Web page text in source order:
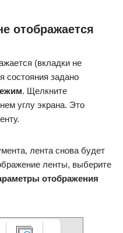
отображается
(вкладки не
состояния задано
. Щелкните
углу экрана. Это
лента снова будет
ленты, выберите
отображения